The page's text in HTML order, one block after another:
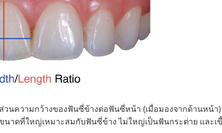
วามกว้างของฟันซี่ข้างต่อฟันซี่หน้า (เมื่อมองจากด้านหน้า)
ดที่ใหญ่เหมาะสมกับฟันซี่ข้าง ไม่ใหญ่เป็นฟันกระต่าย และเขี้